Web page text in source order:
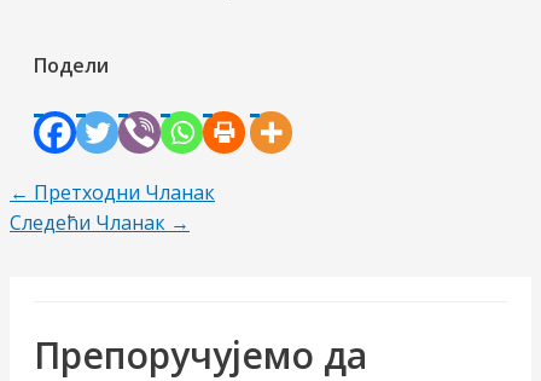
Подели
Пост
навигатион
← Претходни Чланак
Следећи Чланак →
Препоручујемо да